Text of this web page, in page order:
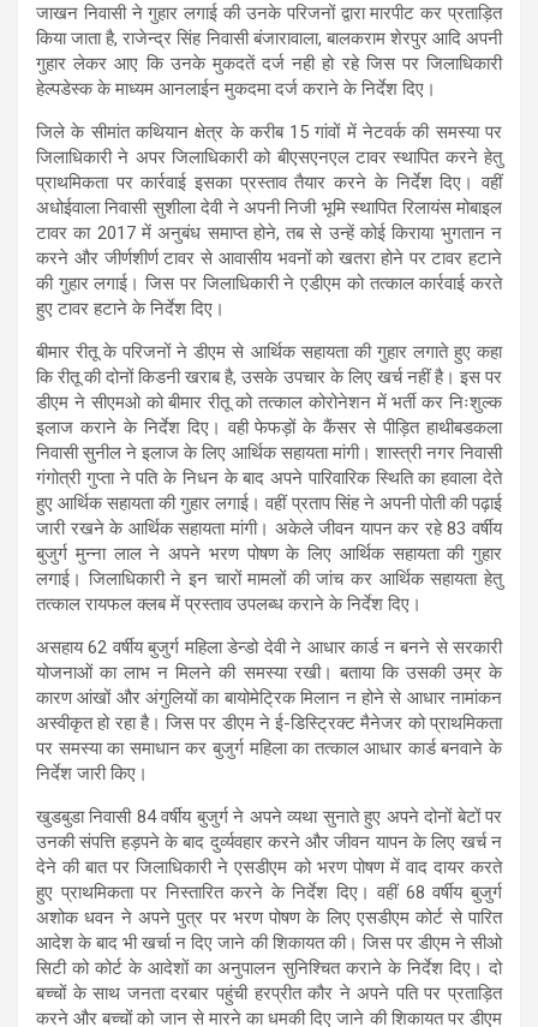
जाखन निवासी ने गुहार लगाई की उनके परिजनों द्वारा मारपीट कर प्रताड़ित
किया जाता है, राजेन्द्र सिंह निवासी बंजारावाला, बालकराम शेरपुर आदि अपनी
गुहार लेकर आए कि उनके मुकदतें दर्ज नही हो रहे जिस पर जिलाधिकारी
हेल्पडेस्क के माध्यम आनलाईन मुकदमा दर्ज कराने के निर्देश दिए।
जिले के सीमांत कथियान क्षेत्र के करीब 15 गांवों में नेटवर्क की समस्या पर
जिलाधिकारी ने अपर जिलाधिकारी को बीएसएनएल टावर स्थापित करने हेतु
प्राथमिकता पर कार्रवाई इसका प्रस्ताव तैयार करने के निर्देश दिए। वहीं
अधोईवाला निवासी सुशीला देवी ने अपनी निजी भूमि स्थापित रिलायंस मोबाइल
टावर का 2017 में अनुबंध समाप्त होने, तब से उन्हें कोई किराया भुगतान न
करने और जीर्णशीर्ण टावर से आवासीय भवनों को खतरा होने पर टावर हटाने
की गुहार लगाई। जिस पर जिलाधिकारी ने एडीएम को तत्काल कार्रवाई करते
हुए टावर हटाने के निर्देश दिए।
बीमार रीतू के परिजनों ने डीएम से आर्थिक सहायता की गुहार लगाते हुए कहा
कि रीतू की दोनों किडनी खराब है, उसके उपचार के लिए खर्च नहीं है। इस पर
डीएम ने सीएमओ को बीमार रीतू को तत्काल कोरोनेशन में भर्ती कर निःशुल्क
इलाज कराने के निर्देश दिए। वही फेफड़ों के कैंसर से पीड़ित हाथीबडकला
निवासी सुनील ने इलाज के लिए आर्थिक सहायता मांगी। शास्त्री नगर निवासी
गंगोत्री गुप्ता ने पति के निधन के बाद अपने पारिवारिक स्थिति का हवाला देते
हुए आर्थिक सहायता की गुहार लगाई। वहीं प्रताप सिंह ने अपनी पोती की पढ़ाई
जारी रखने के आर्थिक सहायता मांगी। अकेले जीवन यापन कर रहे 83 वर्षीय
बुजुर्ग मुन्ना लाल ने अपने भरण पोषण के लिए आर्थिक सहायता की गुहार
लगाई। जिलाधिकारी ने इन चारों मामलों की जांच कर आर्थिक सहायता हेतु
तत्काल रायफल क्लब में प्रस्ताव उपलब्ध कराने के निर्देश दिए।
असहाय 62 वर्षीय बुजुर्ग महिला डेन्डो देवी ने आधार कार्ड न बनने से सरकारी
योजनाओं का लाभ न मिलने की समस्या रखी। बताया कि उसकी उम्र के
कारण आंखों और अंगुलियों का बायोमेट्रिक मिलान न होने से आधार नामांकन
अस्वीकृत हो रहा है। जिस पर डीएम ने ई-डिस्ट्रिक्ट मैनेजर को प्राथमिकता
पर समस्या का समाधान कर बुजुर्ग महिला का तत्काल आधार कार्ड बनवाने के
निर्देश जारी किए।
खुडबुडा निवासी 84 वर्षीय बुजुर्ग ने अपने व्यथा सुनाते हुए अपने दोनों बेटों पर
उनकी संपत्ति हड़पने के बाद दुर्व्यवहार करने और जीवन यापन के लिए खर्च न
देने की बात पर जिलाधिकारी ने एसडीएम को भरण पोषण में वाद दायर करते
हुए प्राथमिकता पर निस्तारित करने के निर्देश दिए। वहीं 68 वर्षीय बुजुर्ग
अशोक धवन ने अपने पुत्र पर भरण पोषण के लिए एसडीएम कोर्ट से पारित
आदेश के बाद भी खर्चा न दिए जाने की शिकायत की। जिस पर डीएम ने सीओ
सिटी को कोर्ट के आदेशों का अनुपालन सुनिश्चित कराने के निर्देश दिए। दो
बच्चों के साथ जनता दरबार पहुंची हरप्रीत कौर ने अपने पति पर प्रताड़ित
करने और बच्चों को जान से मारने का धमकी दिए जाने की शिकायत पर डीएम